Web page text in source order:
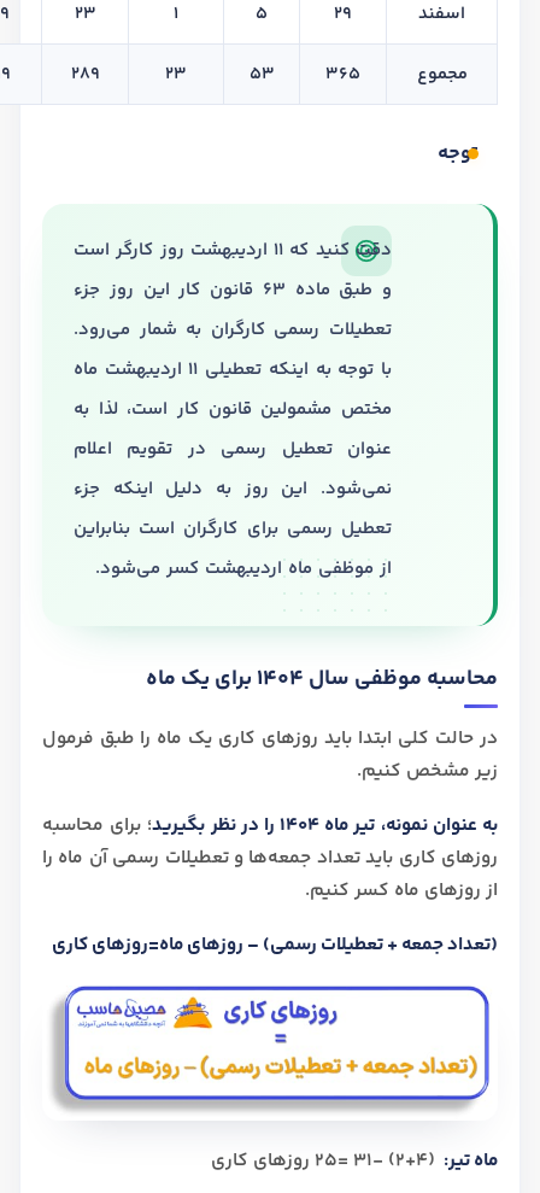
اسفند 29
5
1
23
مجموع 365
53
23
289
توجه
دقت کنید که 11 اردیبهشت روز کارگر است
و طبق ماده 63 قانون کار این روز جزء
تعطیلات رسمی کارگران به شمار می‌رود.
با توجه به اینکه تعطیلی 11 اردیبهشت ماه
مختص مشمولین قانون کار است، لذا به
عنوان تعطیل رسمی در تقویم اعلام
نمی‌شود. این روز به دلیل اینکه جزء
تعطیل رسمی برای کارگران است بنابراین
از موظفی ماه اردیبهشت کسر می‌شود.
محاسبه موظفی سال 1404 برای یک ماه
در حالت کلی ابتدا باید روزهای کاری یک ماه را طبق فرمول
زیر مشخص کنیم.
به عنوان نمونه، تیر ماه 1404 را در نظر بگیرید
؛ برای محاسبه
روزهای کاری باید تعداد جمعه‌ها و تعطیلات رسمی آن ماه را
از روزهای ماه کسر کنیم.
(تعداد جمعه + تعطیلات رسمی) – روزهای ماه=روزهای کاری
ماه تیر: (4+2) -31 =25 روزهای کاری